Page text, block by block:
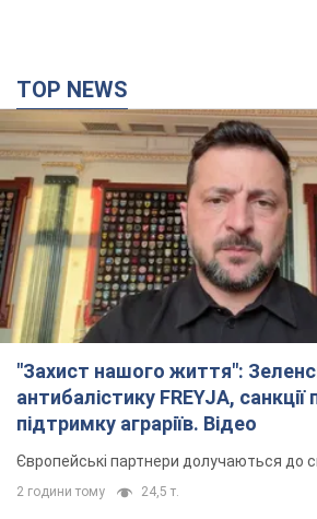
TOP NEWS
"Захист нашого життя":
антибалістику FREYJA, санкції
підтримку аграріїв. Відео
Європейські партнери долучаються до
2 години тому 24,5 т.